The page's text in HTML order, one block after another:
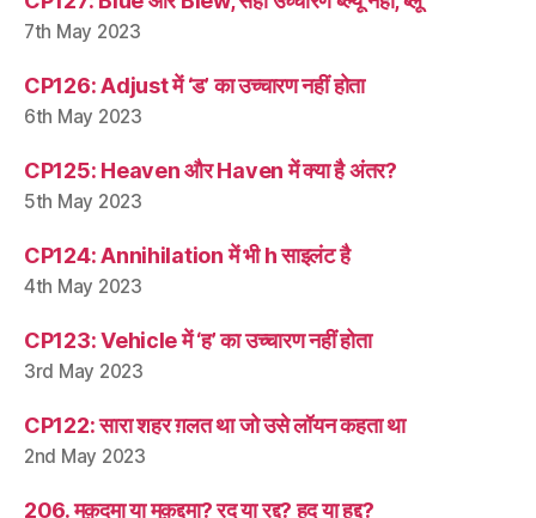
7th May 2023
CP126: Adjust में ‘ड’ का उच्चारण नहीं होता
6th May 2023
CP125: Heaven और Haven में क्या है अंतर?
5th May 2023
CP124: Annihilation में भी h साइलंट है
4th May 2023
CP123: Vehicle में ‘ह’ का उच्चारण नहीं होता
3rd May 2023
CP122: सारा शहर ग़लत था जो उसे लॉयन कहता था
2nd May 2023
206. मुक़दमा या मुक़द्दमा? रद या रद्द? हद या हद्द?